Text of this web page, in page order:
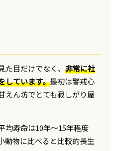
た目だけでなく、非常に社
しています。最初は警戒心
えん坊でとても寂しがり屋
均寿命は10年〜15年程度
動物に比べると比較的長生